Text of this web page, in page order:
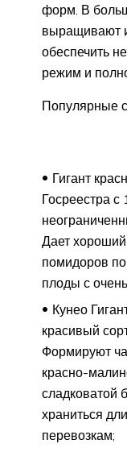
форм. В
выращивают
обеспечить
режим и
Популярные
Гигант
Госреестра с
Дает
помидоров
плоды с
Кунео
красивый
Формируют
красно-
сладковатой
храниться
перевозкам;